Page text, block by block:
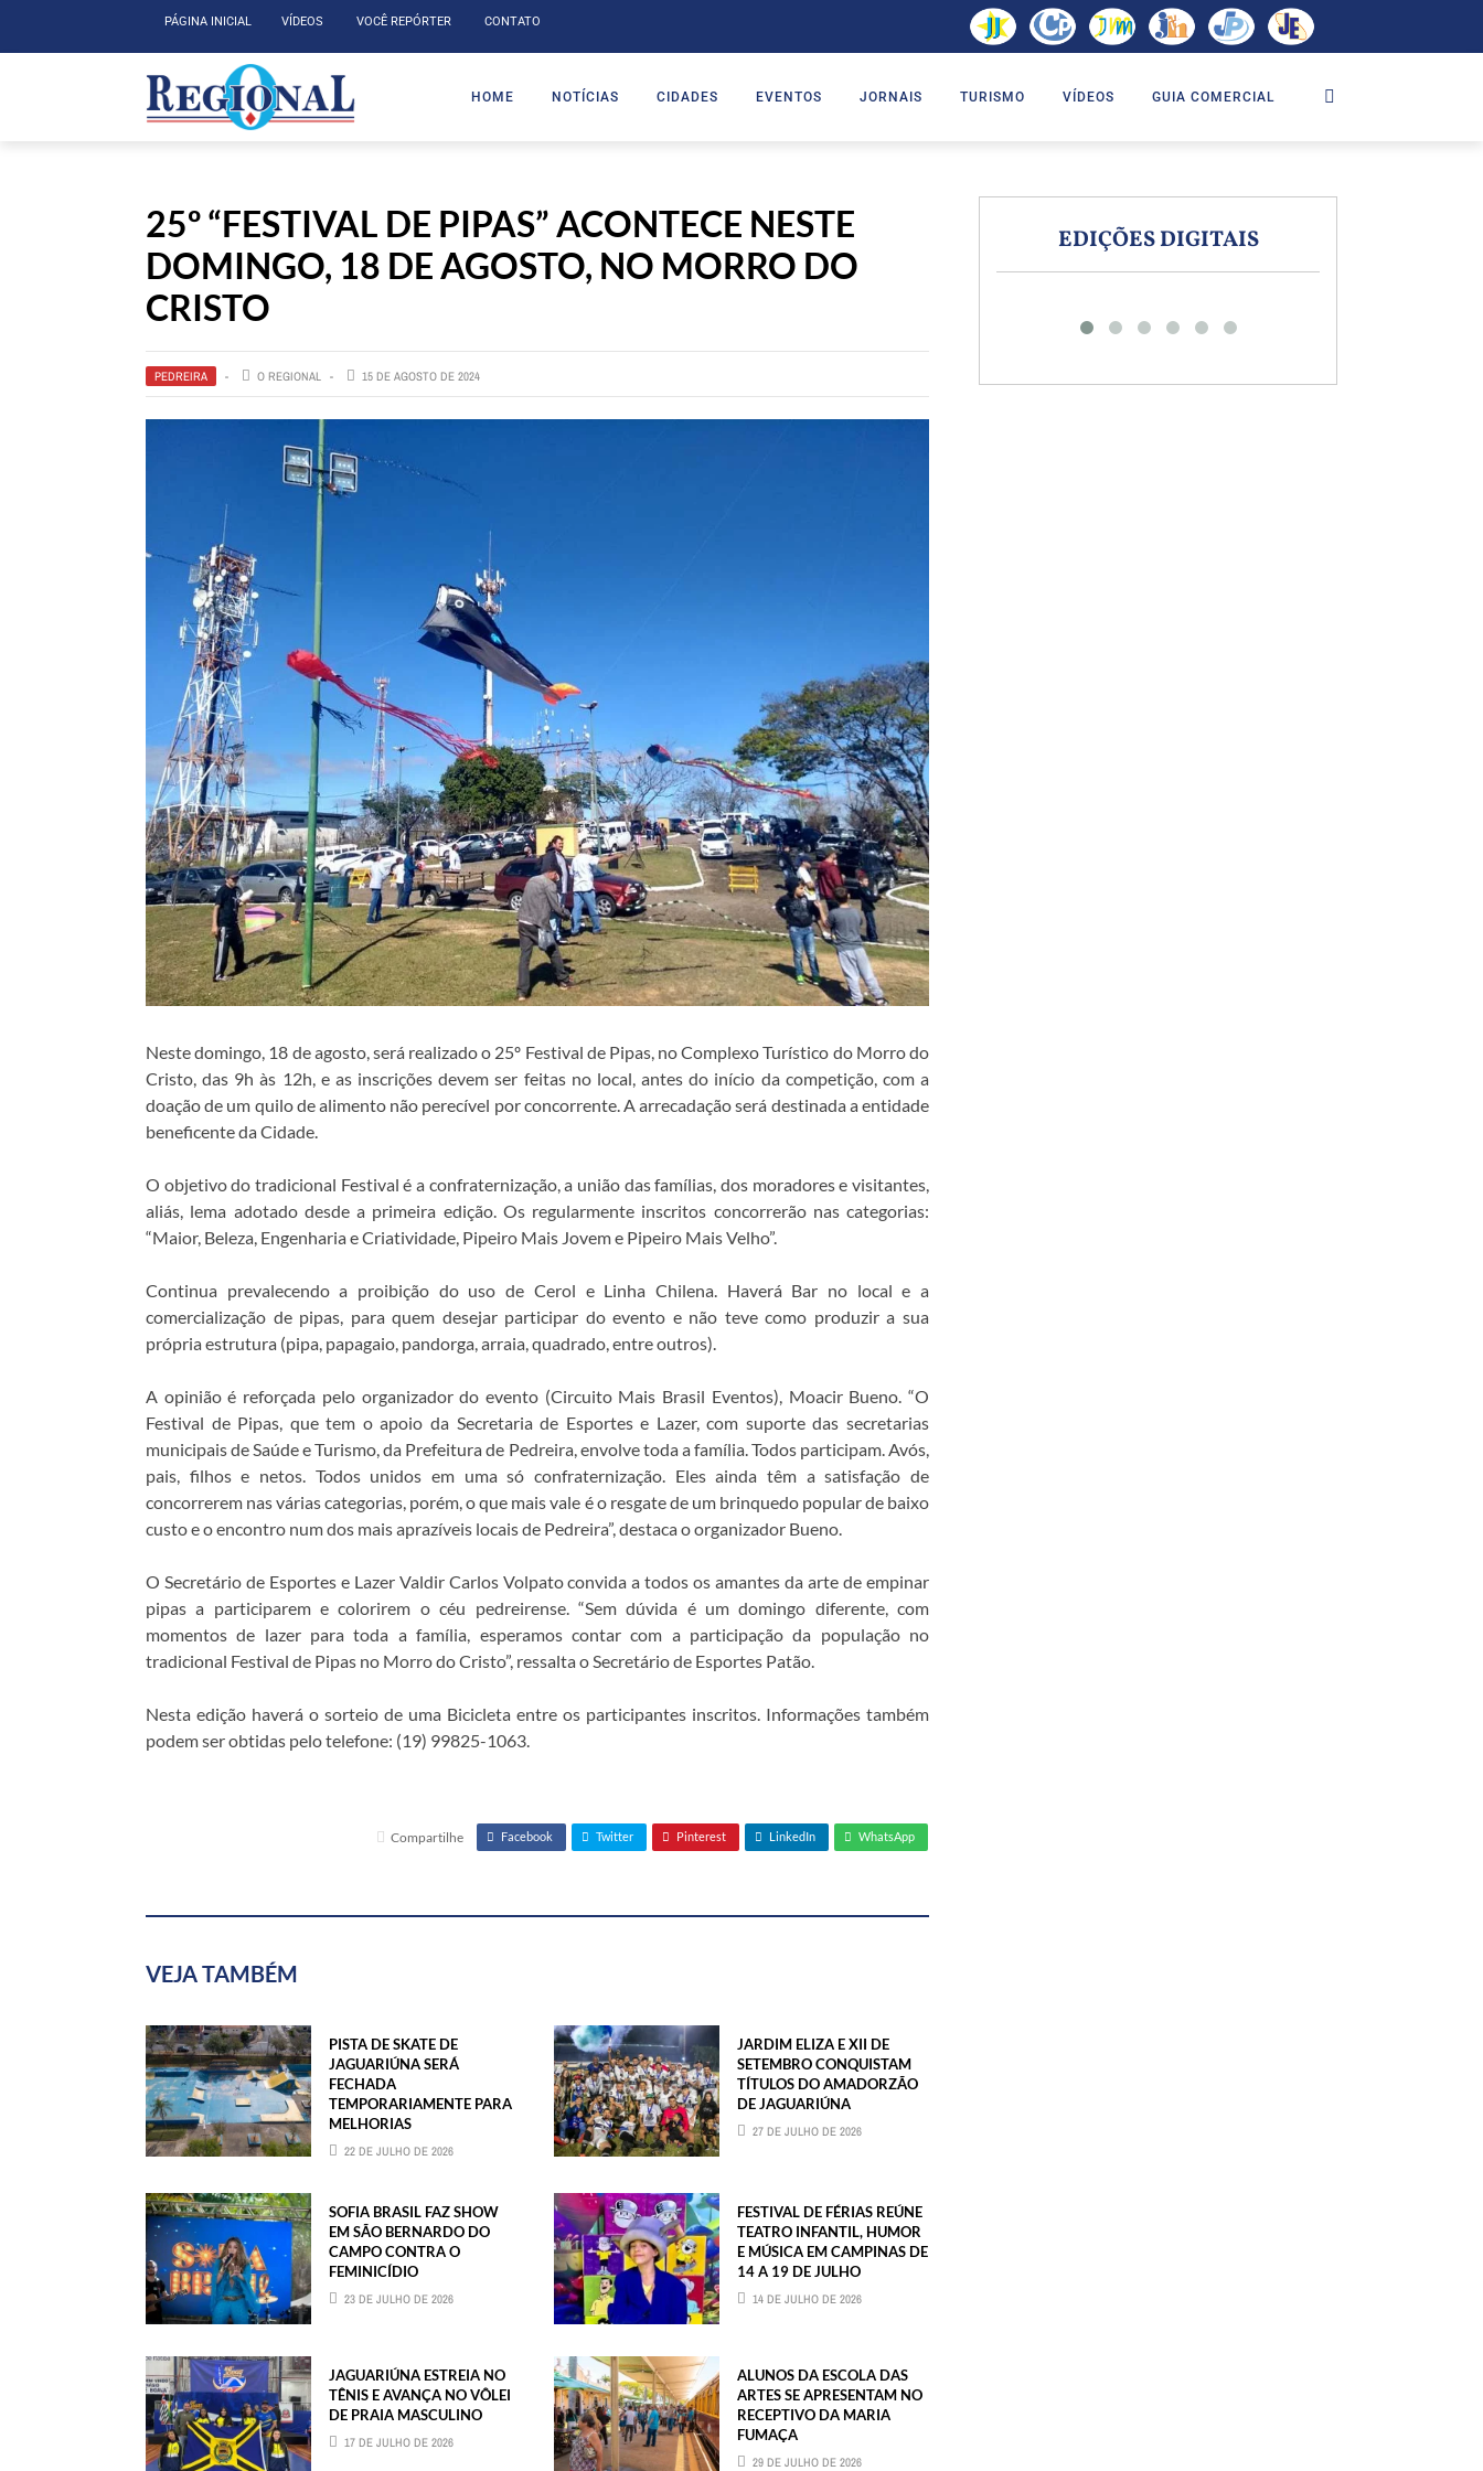
PÁGINA INICIAL VÍDEOS VOCÊ REPÓRTER CONTATO
HOME NOTÍCIAS CIDADES EVENTOS JORNAIS TURISMO VÍDEOS GUIA COMERCIAL
25º “FESTIVAL DE PIPAS” ACONTECE NESTE
DOMINGO, 18 DE AGOSTO, NO MORRO DO
CRISTO
PEDREIRA O REGIONAL 15 DE AGOSTO DE 2024
Neste domingo, 18 de agosto, será realizado o 25º Festival de Pipas, no Complexo Turístico do Morro do
Cristo, das 9h às 12h, e as inscrições devem ser feitas no local, antes do início da competição, com a
doação de um quilo de alimento não perecível por concorrente. A arrecadação será destinada a entidade
beneficente da Cidade.
O objetivo do tradicional Festival é a confraternização, a união das famílias, dos moradores e visitantes,
aliás, lema adotado desde a primeira edição. Os regularmente inscritos concorrerão nas categorias:
“Maior, Beleza, Engenharia e Criatividade, Pipeiro Mais Jovem e Pipeiro Mais Velho”.
Continua prevalecendo a proibição do uso de Cerol e Linha Chilena. Haverá Bar no local e a
comercialização de pipas, para quem desejar participar do evento e não teve como produzir a sua
própria estrutura (pipa, papagaio, pandorga, arraia, quadrado, entre outros).
A opinião é reforçada pelo organizador do evento (Circuito Mais Brasil Eventos), Moacir Bueno. “O
Festival de Pipas, que tem o apoio da Secretaria de Esportes e Lazer, com suporte das secretarias
municipais de Saúde e Turismo, da Prefeitura de Pedreira, envolve toda a família. Todos participam. Avós,
pais, filhos e netos. Todos unidos em uma só confraternização. Eles ainda têm a satisfação de
concorrerem nas várias categorias, porém, o que mais vale é o resgate de um brinquedo popular de baixo
custo e o encontro num dos mais aprazíveis locais de Pedreira”, destaca o organizador Bueno.
O Secretário de Esportes e Lazer Valdir Carlos Volpato convida a todos os amantes da arte de empinar
pipas a participarem e colorirem o céu pedreirense. “Sem dúvida é um domingo diferente, com
momentos de lazer para toda a família, esperamos contar com a participação da população no
tradicional Festival de Pipas no Morro do Cristo”, ressalta o Secretário de Esportes Patão.
Nesta edição haverá o sorteio de uma Bicicleta entre os participantes inscritos. Informações também
podem ser obtidas pelo telefone: (19) 99825-1063.
Compartilhe Facebook Twitter Pinterest LinkedIn WhatsApp
VEJA TAMBÉM
PISTA DE SKATE DE
JAGUARIÚNA SERÁ
FECHADA
TEMPORARIAMENTE PARA
MELHORIAS
22 DE JULHO DE 2026
JARDIM ELIZA E XII DE
SETEMBRO CONQUISTAM
TÍTULOS DO AMADORZÃO
DE JAGUARIÚNA
27 DE JULHO DE 2026
SOFIA BRASIL FAZ SHOW
EM SÃO BERNARDO DO
CAMPO CONTRA O
FEMINICÍDIO
23 DE JULHO DE 2026
FESTIVAL DE FÉRIAS REÚNE
TEATRO INFANTIL, HUMOR
E MÚSICA EM CAMPINAS DE
14 A 19 DE JULHO
14 DE JULHO DE 2026
JAGUARIÚNA ESTREIA NO
TÊNIS E AVANÇA NO VÔLEI
DE PRAIA MASCULINO
17 DE JULHO DE 2026
ALUNOS DA ESCOLA DAS
ARTES SE APRESENTAM NO
RECEPTIVO DA MARIA
FUMAÇA
29 DE JULHO DE 2026
EDIÇÕES DIGITAIS